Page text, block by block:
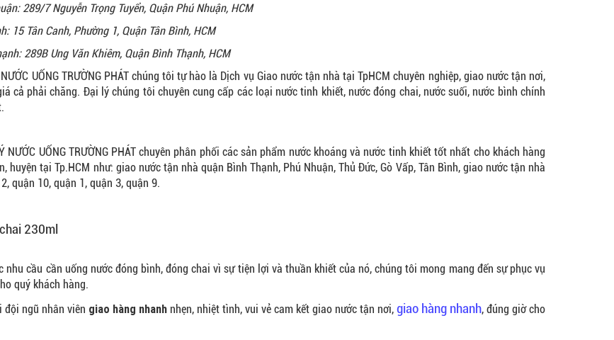
289/7 Nguyễn Trọng Tuyển, Quận Phú Nhuận, HCM
15 Tân Canh, Phường 1, Quận Tân Bình, HCM
289B Ung Văn Khiêm, Quận Bình Thạnh, HCM
UỐNG TRƯỜNG PHÁT chúng tôi tự hào là Dịch vụ Giao nước tận nhà tại TpHCM chuyên nghiệp, giao nước tận nơi,
cả phải chăng. Đại lý chúng tôi chuyên cung cấp các loại nước tinh khiết, nước đóng chai, nước suối, nước bình chính
UỐNG TRƯỜNG PHÁT chuyên phân phối các sản phẩm nước khoáng và nước tinh khiết tốt nhất cho khách hàng
huyện tại Tp.HCM như: giao nước tận nhà quận Bình Thạnh, Phú Nhuận, Thủ Đức, Gò Vấp, Tân Bình, giao nước tận nhà
quận 10, quận 1, quận 3, quận 9.
nhu cầu cần uống nước đóng bình, đóng chai vì sự tiện lợi và thuần khiết của nó, chúng tôi mong mang đến sự phục vụ
quý khách hàng.
đội ngũ nhân viên giao hàng nhanh nhẹn, nhiệt tình, vui vẻ cam kết giao nước tận nơi, giao hàng nhanh, đúng giờ cho